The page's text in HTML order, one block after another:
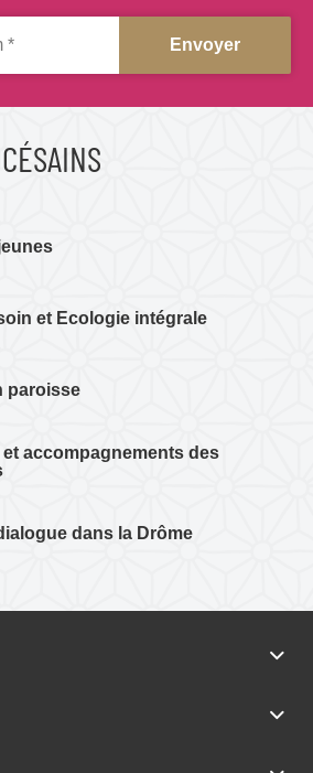
et Ecologie intégrale
paroisse
et accompagnements des
dans la Drôme